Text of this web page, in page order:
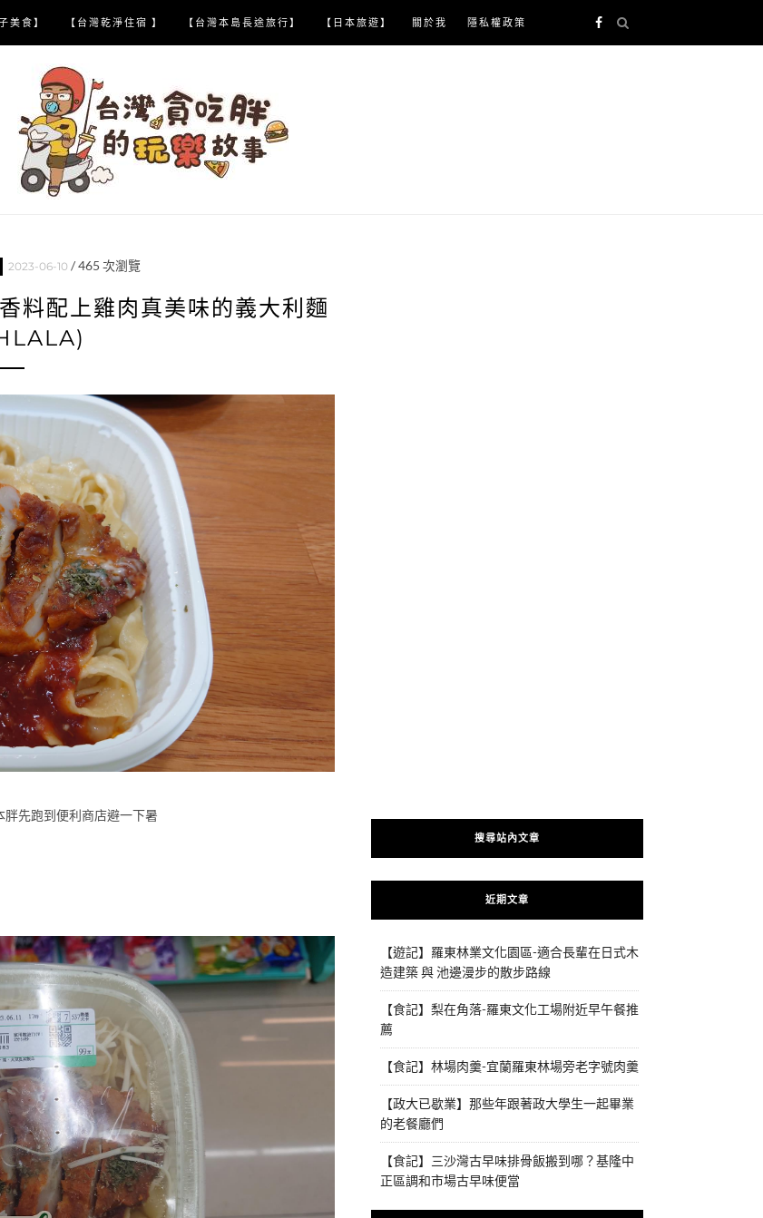
美食】 【台灣乾淨住宿 】 【台灣本島長途旅行】 【日本旅遊】 關於我 隱私權政策
2023-06-10 /465 次瀏覽
料配上雞肉真美味的義大利麵
先跑到便利商店避一下暑
搜尋站內文章
近期文章
【遊記】羅東林業文化園區-適合長輩在日式木
造建築 與 池邊漫步的散步路線
【食記】梨在角落-羅東文化工場附近早午餐推
薦
【食記】林場肉羹-宜蘭羅東林場旁老字號肉羹
【政大已歇業】那些年跟著政大學生一起畢業
的老餐廳們
【食記】三沙灣古早味排骨飯搬到哪？基隆中
正區調和市場古早味便當